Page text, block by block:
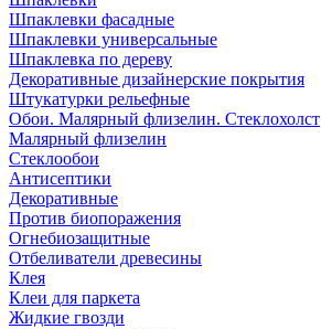
Шпаклевки фасадные
Шпаклевки универсальные
Шпаклевка по дереву
Декоративные дизайнерские покрытия
Штукатурки рельефные
Обои. Малярный флизелин. Стеклохолст
Малярный флизелин
Стеклообои
Антисептики
Декоративные
Против биопоражения
Огнебиозащитные
Отбеливатели древесины
Клея
Клеи для паркета
Жидкие гвозди